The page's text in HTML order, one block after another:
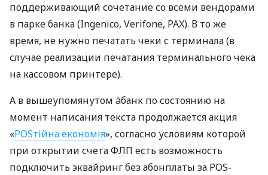
поддерживающий сочетание со всеми вендорами
в парке банка (Ingenico, Verifone, PAX). В то же
время, не нужно печатать чеки с терминала (в
случае реализации печатания терминального чека
на кассовом принтере).
А в вышеупомянутом àбанк по состоянию на
момент написания текста продолжается акция
«POSтійна економія», согласно условиям которой
при открытии счета ФЛП есть возможность
подключить эквайринг без абонплаты за POS-